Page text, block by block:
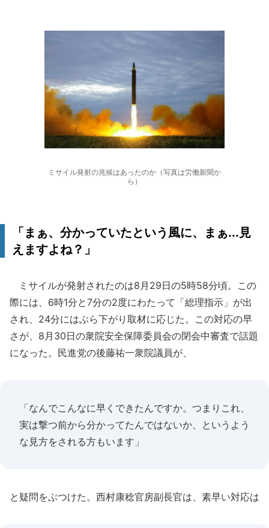
ミサイル発射の兆候はあったのか（写真は労働新聞か
ら）
「まぁ、分かっていたという風に、まぁ...見
えますよね？」
ミサイルが発射されたのは8月29日の5時58分頃。この
際には、6時1分と7分の2度にわたって「総理指示」が出
され、24分にはぶら下がり取材に応じた。この対応の早
さが、8月30日の衆院安全保障委員会の閉会中審査で話題
になった。民進党の後藤祐一衆院議員が、
「なんでこんなに早くできたんですか。つまりこれ、
実は撃つ前から分かってたんではないか、というよう
な見方をされる方もいます」
と疑問をぶつけた。西村康稔官房副長官は、素早い対応は